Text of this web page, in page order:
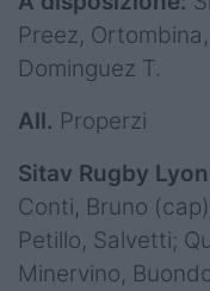
Preez,
Dominguez T.
All. Properzi
Sitav Rugby
Conti, Bruno
Petillo, Salvetti;
Minervino,